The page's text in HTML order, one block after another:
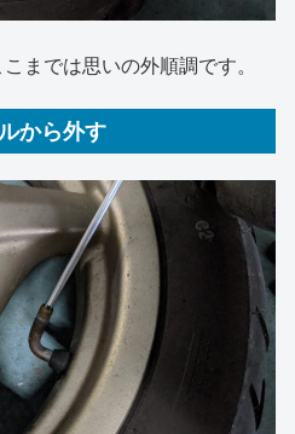
までは思いの外順調です。
から外す